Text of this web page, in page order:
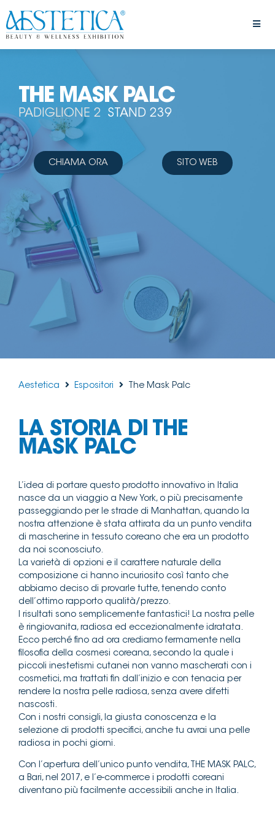
THE MASK PALC
PADIGLIONE 2 STAND 239
CHIAMA ORA SITO WEB
Aestetica Espositori The Mask Palc
LA STORIA DI THE
MASK PALC
L’idea di portare questo prodotto innovativo in Italia
nasce da un viaggio a New York, o più precisamente
passeggiando per le strade di Manhattan, quando la
nostra attenzione è stata attirata da un punto vendita
di mascherine in tessuto coreano che era un prodotto
da noi sconosciuto.
La varietà di opzioni e il carattere naturale della
composizione ci hanno incuriosito così tanto che
abbiamo deciso di provarle tutte, tenendo conto
dell’ottimo rapporto qualità/prezzo.
I risultati sono semplicemente fantastici! La nostra pelle
è ringiovanita, radiosa ed eccezionalmente idratata.
Ecco perché fino ad ora crediamo fermamente nella
filosofia della cosmesi coreana, secondo la quale i
piccoli inestetismi cutanei non vanno mascherati con i
cosmetici, ma trattati fin dall’inizio e con tenacia per
rendere la nostra pelle radiosa, senza avere difetti
nascosti.
Con i nostri consigli, la giusta conoscenza e la
selezione di prodotti specifici, anche tu avrai una pelle
radiosa in pochi giorni.
Con l’apertura dell’unico punto vendita, THE MASK PALC,
a Bari, nel 2017, e l’e-commerce i prodotti coreani
diventano più facilmente accessibili anche in Italia.